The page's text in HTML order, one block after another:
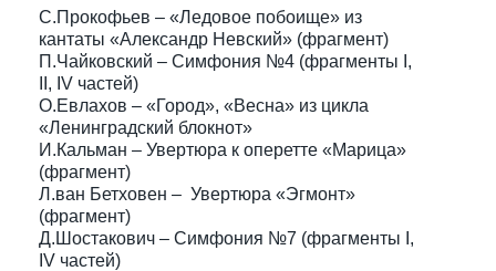
С.Прокофьев – «Ледовое побоище» из
кантаты «Александр Невский» (фрагмент)
П.Чайковский – Симфония №4 (фрагменты I,
II, IV частей)
О.Евлахов – «Город», «Весна» из цикла
«Ленинградский блокнот»
И.Кальман – Увертюра к оперетте «Марица»
(фрагмент)
Л.ван Бетховен – Увертюра «Эгмонт»
(фрагмент)
Д.Шостакович – Симфония №7 (фрагменты I,
IV частей)